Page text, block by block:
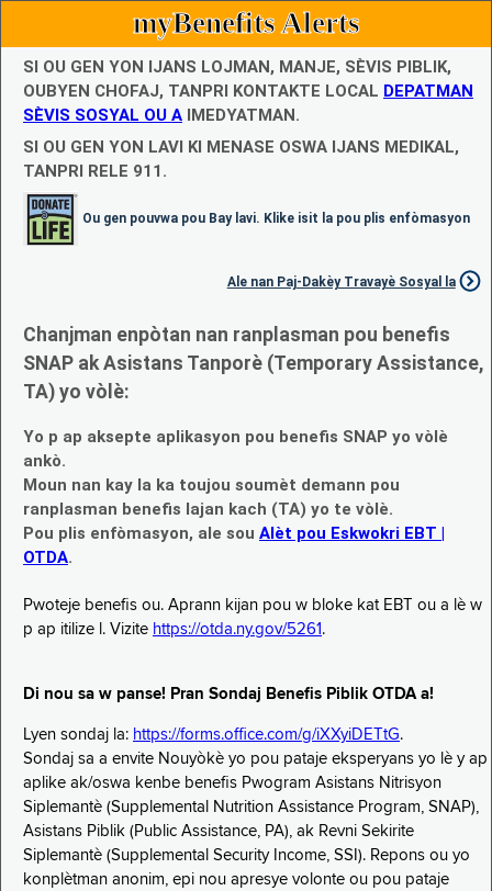
myBenefits Alerts
SI OU GEN YON IJANS LOJMAN, MANJE, SÈVIS PIBLIK,
OUBYEN CHOFAJ, TANPRI KONTAKTE LOCAL DEPATMAN
SÈVIS SOSYAL OU A IMEDYATMAN.
SI OU GEN YON LAVI KI MENASE OSWA IJANS MEDIKAL,
TANPRI RELE 911.
Ou gen pouvwa pou Bay lavi. Klike isit la pou plis enfòmasyon
Ale nan Paj-Dakèy Travayè Sosyal la
Chanjman enpòtan nan ranplasman pou benefis
SNAP ak Asistans Tanporè (Temporary Assistance,
TA) yo vòlè:
Yo p ap aksepte aplikasyon pou benefis SNAP yo vòlè
ankò.
Moun nan kay la ka toujou soumèt demann pou
ranplasman benefis lajan kach (TA) yo te vòlè.
Pou plis enfòmasyon, ale sou Alèt pou Eskwokri EBT |
OTDA.
Pwoteje benefis ou. Aprann kijan pou w bloke kat EBT ou a lè w
p ap itilize l. Vizite https://otda.ny.gov/5261 .
Di nou sa w panse! Pran Sondaj Benefis Piblik OTDA a!
Lyen sondaj la: https://forms.office.com/g/iXXyiDETtG.
Sondaj sa a envite Nouyòkè yo pou pataje eksperyans yo lè y ap
aplike ak/oswa kenbe benefis Pwogram Asistans Nitrisyon
Siplemantè (Supplemental Nutrition Assistance Program, SNAP),
Asistans Piblik (Public Assistance, PA), ak Revni Sekirite
Siplemantè (Supplemental Security Income, SSI). Repons ou yo
konplètman anonim, epi nou apresye volonte ou pou pataje